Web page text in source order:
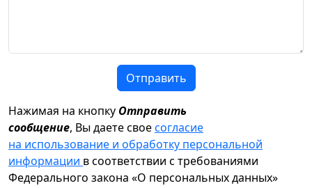
Отправить
Нажимая на кнопку Отправить
сообщение, Вы даете своесогласие
на использование и обработку персональной
информации в соответствии с требованиями
Федерального закона «О персональных данных»